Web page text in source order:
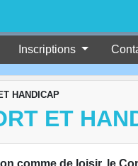
Inscriptions
HANDICAP
ET
comme de loisir, le